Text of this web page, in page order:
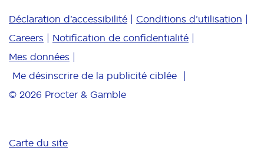
Déclaration d’accessibilité
Conditions d’utilisation
Careers
Notification de confidentialité
Mes données
Me désinscrire de la publicité ciblée
© 2026 Procter & Gamble
Carte du site